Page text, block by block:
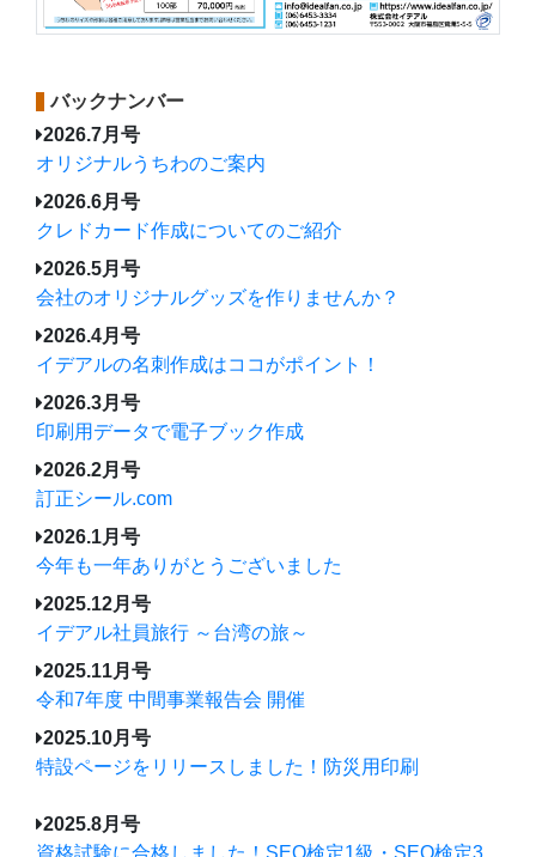
バックナンバー
2026.7月号
オリジナルうちわのご案内
2026.6月号
クレドカード作成についてのご紹介
2026.5月号
会社のオリジナルグッズを作りませんか？
2026.4月号
イデアルの名刺作成はココがポイント！
2026.3月号
印刷用データで電子ブック作成
2026.2月号
訂正シール.com
2026.1月号
今年も一年ありがとうございました
2025.12月号
イデアル社員旅行 ～台湾の旅～
2025.11月号
令和7年度 中間事業報告会 開催
2025.10月号
特設ページをリリースしました！防災用印刷
2025.8月号